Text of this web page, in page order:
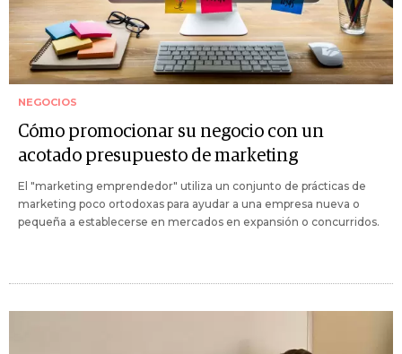
NEGOCIOS
Cómo promocionar su negocio con un
acotado presupuesto de marketing
El "marketing emprendedor" utiliza un conjunto de prácticas de
marketing poco ortodoxas para ayudar a una empresa nueva o
pequeña a establecerse en mercados en expansión o concurridos.